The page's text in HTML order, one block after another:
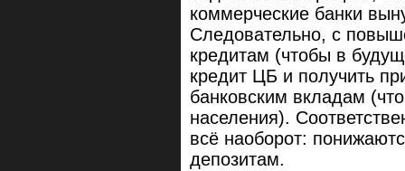
коммерческие банки
Следовательно, с
кредитам (чтобы в
кредит ЦБ и получить
банковским вкладам
населения).
всё наоборот:
депозитам.